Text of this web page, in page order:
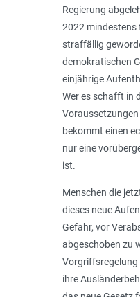
Regierung
2022 mindestens
straffällig
demokratischen
einjährige
Wer es schafft in
Voraussetzungen
bekommt einen
nur eine
ist.
Menschen die
dieses neue
Gefahr, vor
abgeschoben zu
Vorgriffsregelung
ihre